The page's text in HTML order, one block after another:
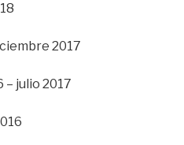
2017
julio 2017